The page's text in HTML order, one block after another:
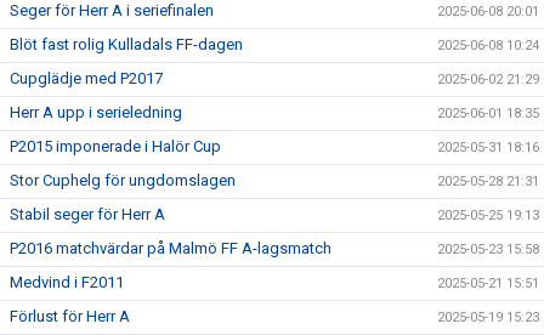
Seger för Herr A i seriefinalen 2025-06-08 20:01
Blöt fast rolig Kulladals FF-dagen 2025-06-08 10:24
Cupglädje med P2017 2025-06-02 21:29
Herr A upp i serieledning 2025-06-01 18:35
P2015 imponerade i Halör Cup 2025-05-31 18:16
Stor Cuphelg för ungdomslagen 2025-05-28 21:31
Stabil seger för Herr A 2025-05-25 19:13
P2016 matchvärdar på Malmö FF A-lagsmatch 2025-05-23 15:58
Medvind i F2011 2025-05-21 15:51
Förlust för Herr A 2025-05-19 15:23